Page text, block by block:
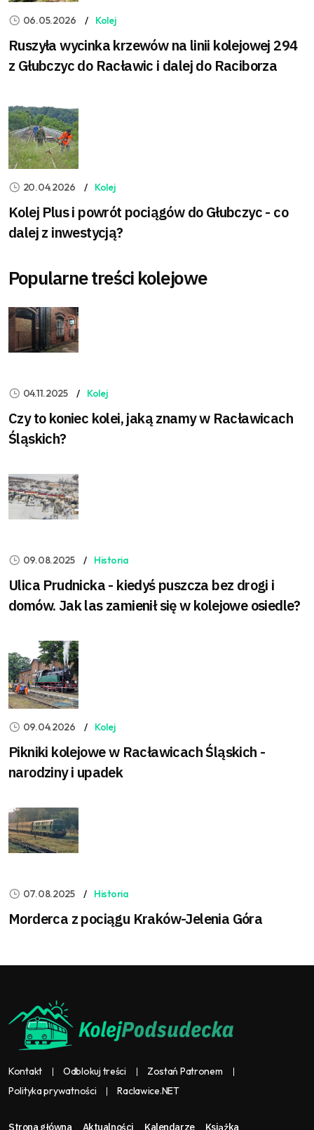
06.05.2026 Kolej
Ruszyła wycinka krzewów na linii kolejowej 294
z Głubczyc do Racławic i dalej do Raciborza
20.04.2026 Kolej
Kolej Plus i powrót pociągów do Głubczyc - co
dalej z inwestycją?
Popularne treści kolejowe
04.11.2025 Kolej
Czy to koniec kolei, jaką znamy w Racławicach
Śląskich?
09.08.2025 Historia
Ulica Prudnicka - kiedyś puszcza bez drogi i
domów. Jak las zamienił się w kolejowe osiedle?
09.04.2026 Kolej
Pikniki kolejowe w Racławicach Śląskich -
narodziny i upadek
07.08.2025 Historia
Morderca z pociągu Kraków-Jelenia Góra
Kontakt Odblokuj treści
Zostań Patronem
Polityka prywatności
Raclawice.NET